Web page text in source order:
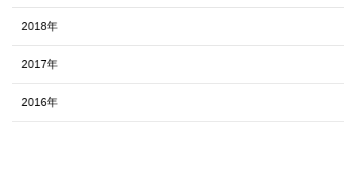
2018年
2017年
2016年